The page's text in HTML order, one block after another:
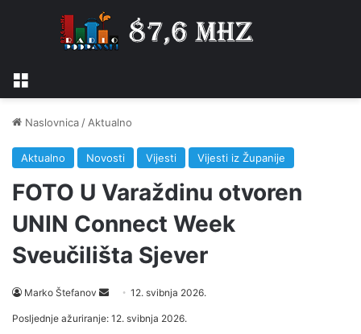
Naslovnica / Aktualno
Aktualno Novosti Vijesti Vijesti iz Županije
FOTO U Varaždinu otvoren
UNIN Connect Week
Sveučilišta Sjever
Marko Štefanov
e
12. svibnja 2026.
Posljednje ažuriranje: 12. svibnja 2026.